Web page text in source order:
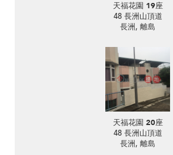
天福花園 19座
48 長洲山頂道
長洲, 離島
天福花園 20座
48 長洲山頂道
長洲, 離島